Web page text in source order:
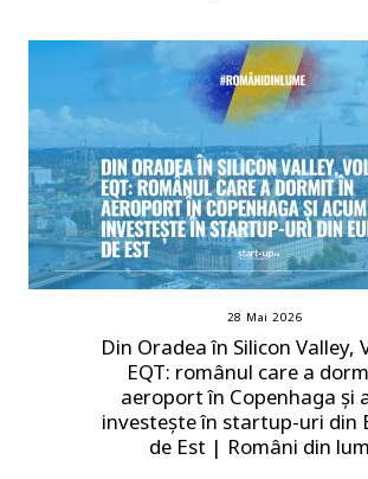
28 Mai 2026
Din Oradea în Silicon Valley,
EQT: românul care a
aeroport în Copenhaga și
investește în startup-uri din
de Est | Români din